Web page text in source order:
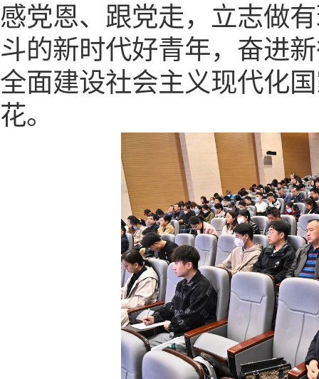
感党恩、跟党走，立志做
斗的新时代好青年，奋进
全面建设社会主义现代化
花。